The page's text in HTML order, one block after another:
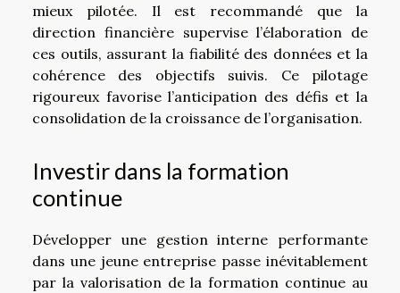
mieux pilotée. Il est recommandé que la
direction financière supervise l’élaboration de
ces outils, assurant la fiabilité des données et la
cohérence des objectifs suivis. Ce pilotage
rigoureux favorise l’anticipation des défis et la
consolidation de la croissance de l’organisation.
Investir dans la formation
continue
Développer une gestion interne performante
dans une jeune entreprise passe inévitablement
par la valorisation de la formation continue au